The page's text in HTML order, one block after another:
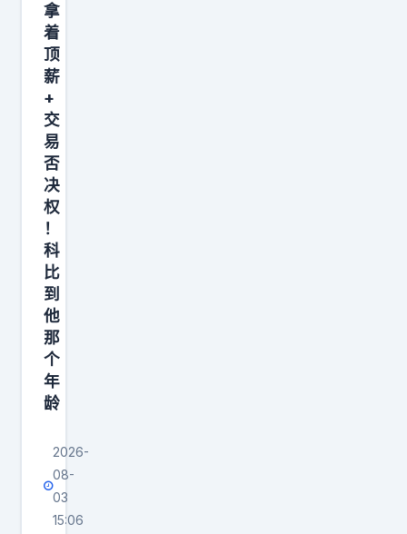
续
约
合
同
，
谈
判
陷
入
僵
局
，
湖
人
评
估
岁
的
奥
拿
着
顶
薪
+
交
易
否
决
权
！
科
比
到
他
那
个
年
龄
2026-
08-
03
15:06